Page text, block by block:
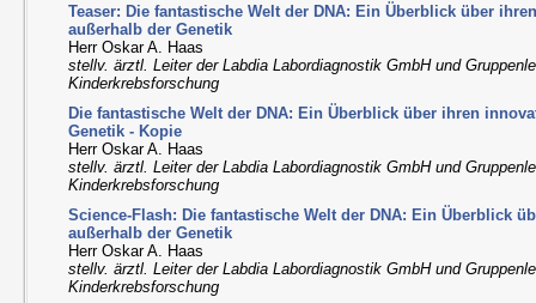
Teaser: Die fantastische Welt der DNA: Ein Überblick über
außerhalb der Genetik
Herr Oskar A. Haas
stellv. ärztl. Leiter der Labdia Labordiagnostik GmbH und
Kinderkrebsforschung
Die fantastische Welt der DNA: Ein Überblick über ihren
Genetik - Kopie
Herr Oskar A. Haas
stellv. ärztl. Leiter der Labdia Labordiagnostik GmbH und
Kinderkrebsforschung
Science-Flash: Die fantastische Welt der DNA: Ein Überblick
außerhalb der Genetik
Herr Oskar A. Haas
stellv. ärztl. Leiter der Labdia Labordiagnostik GmbH und
Kinderkrebsforschung